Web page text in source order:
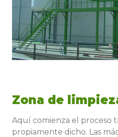
Zona de
Aquí comienza el proceso
propiamente dicho. Las